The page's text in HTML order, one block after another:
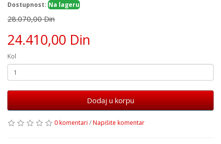
Dostupnost: Na lageru
28.070,00 Din
24.410,00 Din
Kol
Dodaj u korpu
0 komentari /Napišite komentar